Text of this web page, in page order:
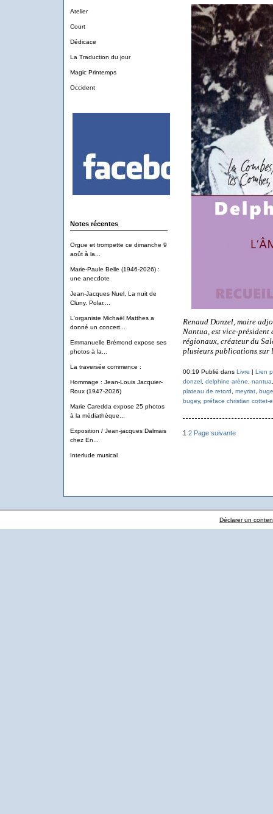
Atelier
Court
Dédicace
La Traduction du jour
Magic Printemps
Occident
Notes récentes
Orgue et trompette ce dimanche 9
août à la...
Marie-Paule Belle (1946-2026) :
une anecdote
Jean-Jacques Nuel, La nuit de
Cluny. Polar....
L'organiste Michaël Matthes a
donné un concert...
Emmanuelle Brémond expose ses
photos à la...
La traversée commence :
Hommage : Jean-Louis Jacquier-
Roux (1947-2026)
Marie Caredda expose 25 photos
à la médiathèque...
Exposition / Jean-jacques Dalmais
chez En...
Interlude musical
Renaud Donzel, maire
Nantua, est vice-président
régionaux, créateur du
plusieurs publications sur
00:19 Publié dans Livre | Lien
donzel, delphine arène nantua
plateau de retord
meyriat,
bugey, préface christian cottet-
1 2 Page suivante
Déclarer un